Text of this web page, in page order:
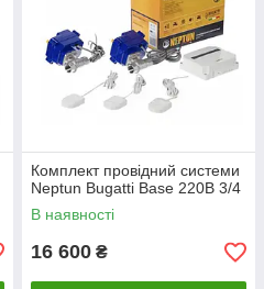
Комплект провідний системи
Neptun Bugatti Base 220B 3/4
В наявності
16 600 ₴